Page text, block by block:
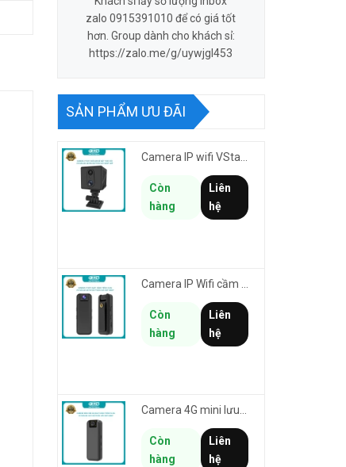
zalo 0915391010 để có giá tốt
hơn. Group dành cho khách sỉ:
https://zalo.me/g/uywjgl453
SẢN PHẨM ƯU ĐÃI
Camera IP wifi VStarcam CB70W pin 2000mAh 3MP FullHD 1080P - ghi hành trình làm Vlog cầm tay cài áo
Còn
hàng
Liên
hệ
Còn
hàng
Liên
hệ
Camera 4G mini lưu hành trình VSTARCAM CB77 phân giải 3MP FullHD 1080P - Action cam quay Vlog
Còn
hàng
Liên
hệ